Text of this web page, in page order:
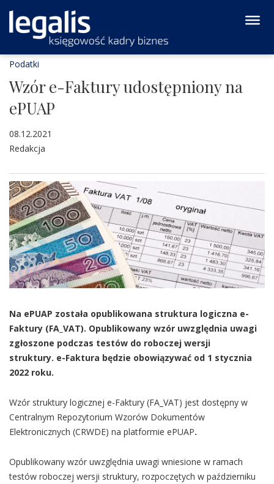
Podatki
Wzór e-Faktury udostępniony na
ePUAP
08.12.2021
Redakcja
Na ePUAP została opublikowana struktura logiczna e-
Faktury (FA_VAT). Opublikowany wzór uwzględnia uwagi
zgłoszone podczas testów do roboczej wersji
struktury. e-Faktura będzie obowiązywać od 1 stycznia
2022 roku.
Wzór struktury logicznej e-Faktury (FA_VAT) jest dostępny w
Centralnym Repozytorium Wzorów Dokumentów
Elektronicznych (CRWDE) na platformie ePUAP.
Opublikowany wzór uwzględnia uwagi wniesione w ramach
testów roboczej wersji struktury, rozpoczętych w październiku